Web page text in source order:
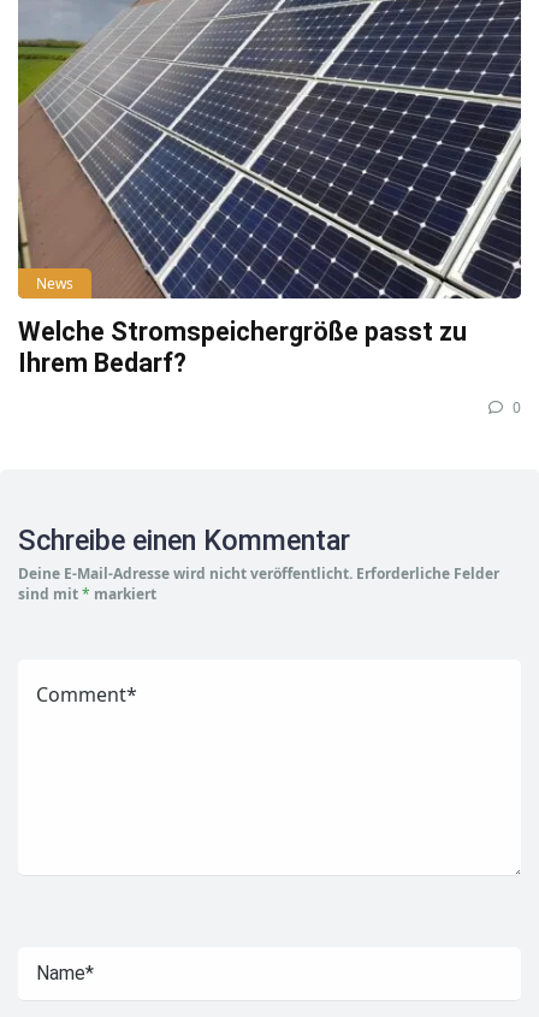
News
Welche Stromspeichergröße passt zu
Ihrem Bedarf?
0
Schreibe einen Kommentar
Deine E-Mail-Adresse wird nicht veröffentlicht. Erforderliche Felder
sind mit* markiert